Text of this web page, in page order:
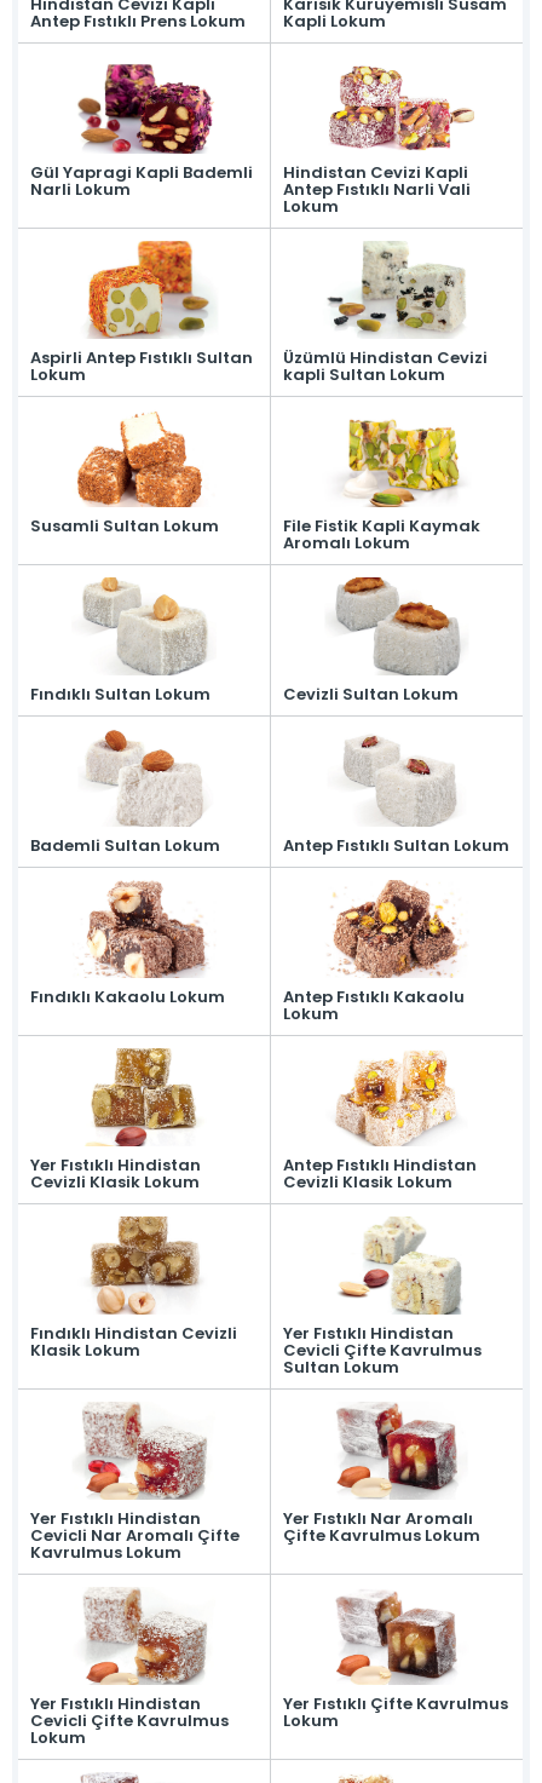
Mevlana Şekeri
Akide Şekeri
» Meyveli Lokumlar
» Çesnili Lokumlar
» Gurme Lokumlar
» Sucuk Lokumlar
» Vakum Ambalajlı Lokumlar
» Tekli Özel Ambalajlı Lokumlar
Üretim
Online Katalog
» İleitşim Bilgilerimiz
» Konum Bilgilerimiz
Geleneksel tariflerle ustalıkla
hazırlanan lokumlarımız, her
lokmada eşsiz bir lezzet sunar.
Meyveli Lokumlar >
Çesnili Lokumlar >
Sarma Lokumlar >
Cezerye >
Serit Lokumlar >
Gurme Lokumlar >
Sucuk Lokumlar >
Vakum Ambalajlı Lokumlar >
Tüm hakkı saklıdır. Sitemizde kullanılan tüm içerik ve görseller
Ersan Şekerleme'ye ait olup izinsiz kullanımı hukuki yaptırıma tabidir.
Antep Fıstıklı Prens Lokum Kapli Lokum
Gül Yapragi Kapli Bademli
Narli Lokum
Hindistan Cevizi Kapli
Antep Fıstıklı Narli Vali
Lokum
Aspirli Antep Fıstıklı Sultan
Lokum
Üzümlü Hindistan Cevizi
kapli Sultan Lokum
Susamli Sultan Lokum File Fistik Kapli Kaymak
Aromalı Lokum
Fındıklı Sultan Lokum Cevizli Sultan Lokum
Bademli Sultan Lokum Antep Fıstıklı Sultan Lokum
Fındıklı Kakaolu Lokum Antep Fıstıklı Kakaolu
Lokum
Yer Fıstıklı Hindistan
Cevizli Klasik Lokum
Antep Fıstıklı Hindistan
Cevizli Klasik Lokum
Fındıklı Hindistan Cevizli
Klasik Lokum
Yer Fıstıklı Hindistan
Cevicli Çifte Kavrulmus
Sultan Lokum
Yer Fıstıklı Hindistan
Cevicli Nar Aromalı Çifte
Kavrulmus Lokum
Yer Fıstıklı Nar Aromalı
Çifte Kavrulmus Lokum
Yer Fıstıklı Hindistan
Cevicli Çifte Kavrulmus
Lokum
Yer Fıstıklı Çifte Kavrulmus
Lokum